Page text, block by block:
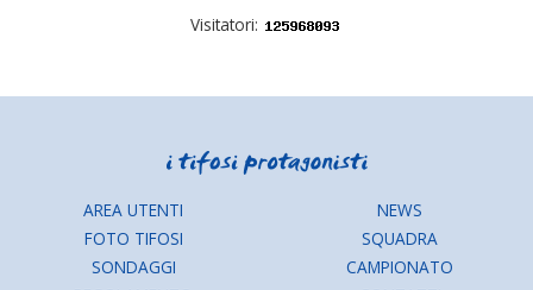
Visitatori:
AREA UTENTI
FOTO TIFOSI
SONDAGGI
NEWS
SQUADRA
CAMPIONATO